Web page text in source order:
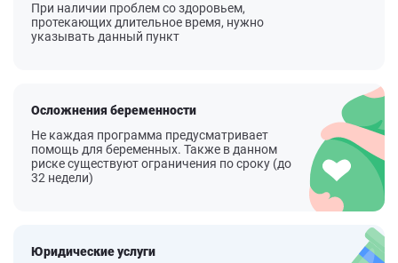
При наличии проблем со здоровьем,
протекающих длительное время, нужно
указывать данный пункт
Осложнения беременности
Не каждая программа предусматривает
помощь для беременных. Также в данном
риске существуют ограничения по сроку (до
32 недели)
Юридические услуги